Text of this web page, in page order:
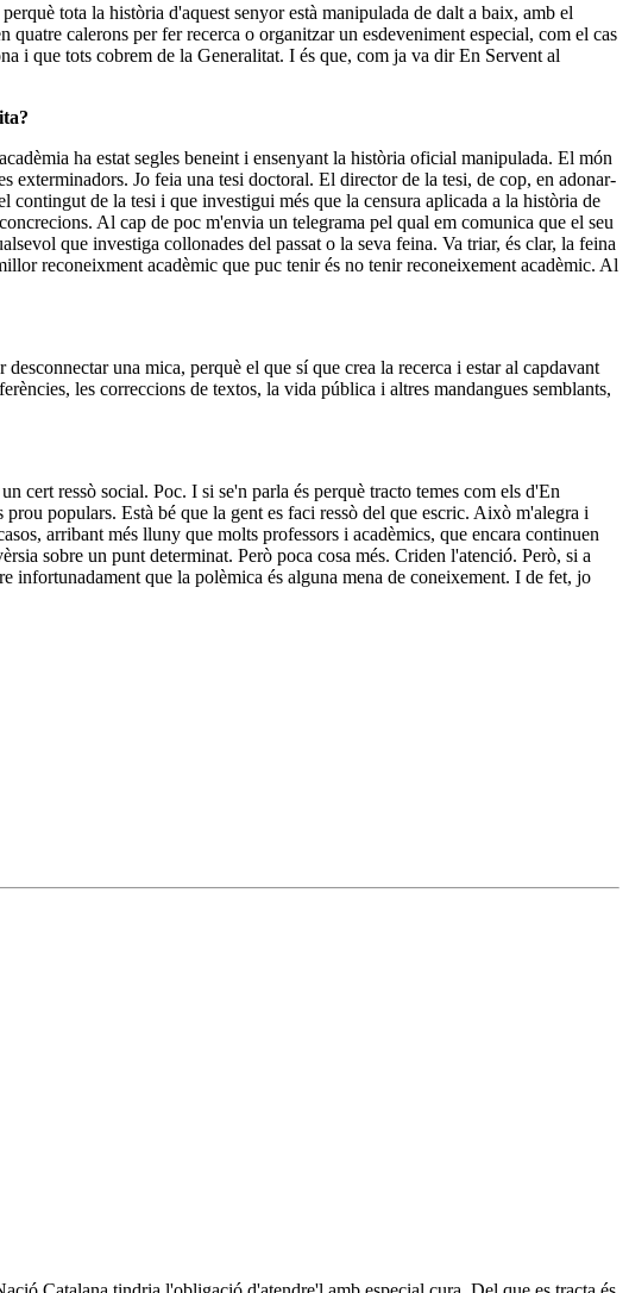
tota la història d'aquest senyor està manipulada de dalt a baix, amb el
calerons per fer recerca o organitzar un esdeveniment especial, com el cas
i que tots cobrem de la Generalitat. I és que, com ja va dir En Servent al
ha estat segles beneint i ensenyant la història oficial manipulada. El món
exterminadors. Jo feia una tesi doctoral. El director de la tesi, de cop, en adonar-
de la tesi i que investigui més que la censura aplicada a la història de
Al cap de poc m'envia un telegrama pel qual em comunica que el seu
que investiga collonades del passat o la seva feina. Va triar, és clar, la feina
reconeixment acadèmic que puc tenir és no tenir reconeixement acadèmic. Al
una mica, perquè el que sí que crea la recerca i estar al capdavant
les correccions de textos, la vida pública i altres mandangues semblants,
cert ressò social. Poc. I si se'n parla és perquè tracto temes com els d'En
populars. Està bé que la gent es faci ressò del que escric. Això m'alegra i
arribant més lluny que molts professors i acadèmics, que encara continuen
sobre un punt determinat. Però poca cosa més. Criden l'atenció. Però, si a
que la polèmica és alguna mena de coneixement. I de fet, jo